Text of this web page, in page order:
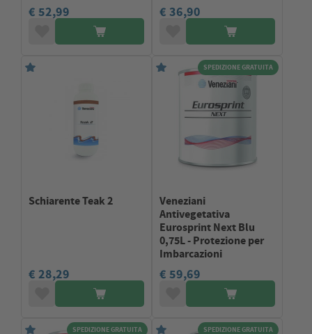
€ 52,99 € 36,90
Schiarente Teak 2
€ 28,29
SPEDIZIONE GRATUITA
Veneziani
Antivegetativa
Eurosprint Next Blu
0,75L - Protezione per
Imbarcazioni
€ 59,69
SPEDIZIONE GRATUITA SPEDIZIONE GRATUITA